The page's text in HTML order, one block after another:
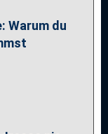
Warum du